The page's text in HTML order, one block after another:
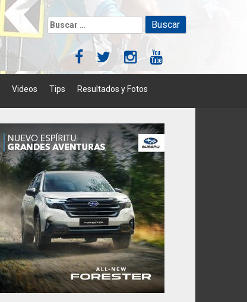
Buscar:
Videos Tips Resultados y Fotos